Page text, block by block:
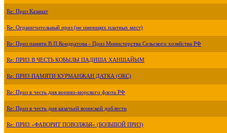
Re: Приз Казанат
Re: Ограничительный приз (не имеющих платных мест)
Re: Приз памяти В.П.Кондратова - Приз Министерства Сельского хозяйства РФ
Re: ПРИЗ В ЧЕСТЬ КОБЫЛЫ ПАДИША ХАНШАЙЫМ
Re: ПРИЗ ПАМЯТИ КУРМАНЖАН ДАТКА (ОКС)
Re: Приз в честь дня военно-морского флота РФ
Re: Приз в честь дня казачьей воинской доблести
Re: ПРИЗ «ФАВОРИТ ПОВОЛЖЬЯ» (БОЛЬШОЙ ПРИЗ)